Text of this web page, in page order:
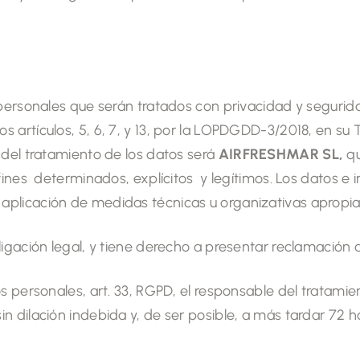
que serán tratados con privacidad y
5, 6, 7, y 13, por la LOPDGDD-3/2018, en su
tratamiento de los datos será AIRFRESHMAR SL,
determinados, explícitos y legítimos. Los datos
de medidas técnicas u organizativas
legal, y tiene derecho a presentar
art. 33, RGPD, el responsable del
dilación indebida y, de ser posible, a más tardar 72